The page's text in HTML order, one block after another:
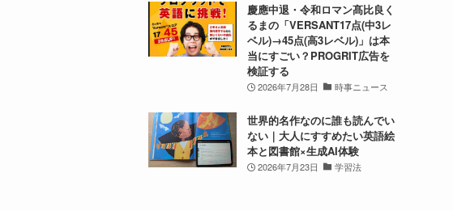
慶應中退・令和ロマン髙比良く
るまの「VERSANT17点(中3レ
ベル)→45点(高3レベル)」は本
当にすごい？PROGRIT広告を
検証する
2026年7月28日 時事ニュース
世界的名作なのに誰も読んでい
ない｜大人にすすめたい英語絵
本と図書館×生成AI体験
2026年7月23日 学習法